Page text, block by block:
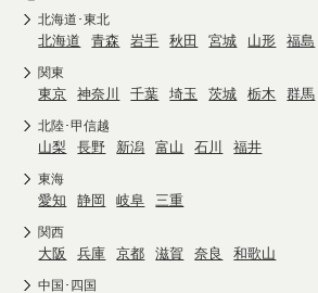
北海道･東北
北海道 青森 岩手 秋田 宮城 山形 福島
関東
東京 神奈川 千葉 埼玉 茨城 栃木 群馬
北陸･甲信越
山梨 長野 新潟 富山 石川 福井
東海
愛知 静岡 岐阜 三重
関西
大阪 兵庫 京都 滋賀 奈良 和歌山
中国･四国